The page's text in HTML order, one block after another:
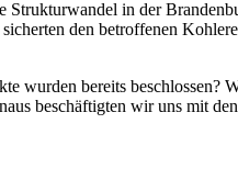
in der
den betroffenen
bereits beschlossen?
beschäftigten wir uns mit